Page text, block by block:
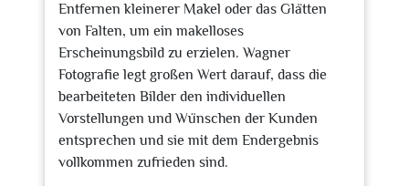
Entfernen kleinerer Makel oder das Glätten
von Falten, um ein makelloses
Erscheinungsbild zu erzielen. Wagner
Fotografie legt großen Wert darauf, dass die
bearbeiteten Bilder den individuellen
Vorstellungen und Wünschen der Kunden
entsprechen und sie mit dem Endergebnis
vollkommen zufrieden sind.